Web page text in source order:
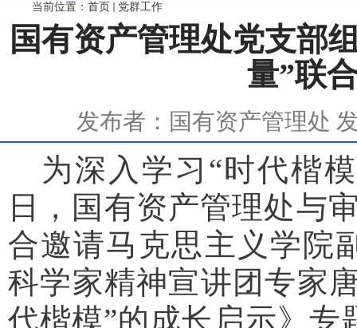
当前位置： 首页 党群工作
国有资产管理处党支部
量”联
发布者：国有资产管理处
为深入学习“时代楷
日，国有资产管理处与
合邀请马克思主义学院
科学家精神宣讲团专家
代楷模”的成长启示》专